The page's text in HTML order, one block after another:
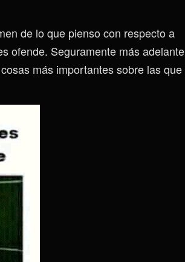
de lo que pienso con respecto a
ofende. Seguramente más adelante
más importantes sobre las que